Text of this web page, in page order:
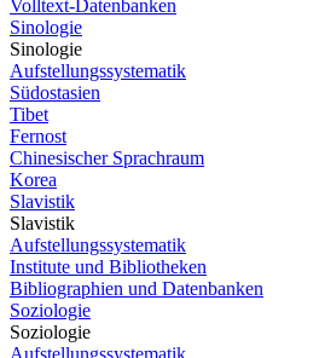
Volltext-Datenbanken
Sinologie
Sinologie
Aufstellungssystematik
Südostasien
Tibet
Fernost
Chinesischer Sprachraum
Korea
Slavistik
Slavistik
Aufstellungssystematik
Institute und Bibliotheken
Bibliographien und Datenbanken
Soziologie
Soziologie
Aufstellungssystematik